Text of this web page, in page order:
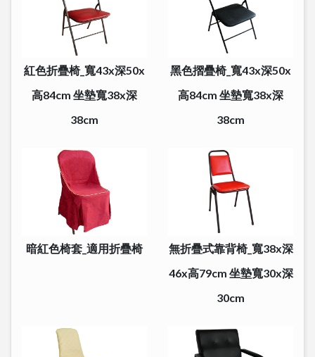
紅色折疊椅_寬43x深50x
高84cm 坐墊寬38x深
38cm
黑色摺疊椅_寬43x深50x
高84cm 坐墊寬38x深
38cm
暗紅色椅套_適用折疊椅
無折疊式靠背椅_寬38x深
46x高79cm 坐墊寬30x深
30cm